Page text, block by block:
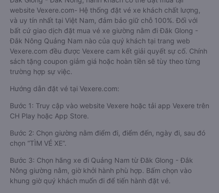
website Vexere.com- Hệ thống đặt vé xe khách chất lượng,
và uy tín nhất tại Việt Nam, đảm bảo giữ chỗ 100%. Đối với
bất cứ giao dịch đặt mua vé xe giường nằm đi Đăk Glong -
Đắk Nông Quảng Nam nào của quý khách tại trang web
Vexere.com đều được Vexere cam kết giải quyết sự cố. Chính
sách tặng coupon giảm giá hoặc hoàn tiền sẽ tùy theo từng
trường hợp sự việc.
Hướng dẫn đặt vé tại Vexere.com:
Bước 1: Truy cập vào website Vexere hoặc tải app Vexere trên
CH Play hoặc App Store.
Bước 2: Chọn giường nằm điểm đi, điểm đến, ngày đi, sau đó
chọn “TÌM VÉ XE”.
Bước 3: Chọn hãng xe đi Quảng Nam từ Đăk Glong - Đắk
Nông giường nằm, giờ khởi hành phù hợp. Bấm chọn vào
khung giờ quý khách muốn đi để tiến hành đặt vé.